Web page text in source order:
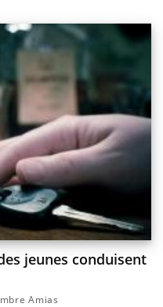
jeunes conduisent
Amias